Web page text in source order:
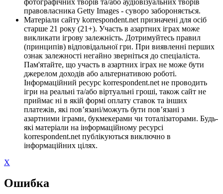
правовласника Getty Images - суворо забороняється.
Матеріали сайту korrespondent.net призначені для осіб
старше 21 року (21+). Участь в азартних іграх може
викликати ігрову залежність. Дотримуйтесь правил
(принципів) відповідальної гри. При виявленні перших
ознак залежності негайно зверніться до спеціаліста.
Пам'ятайте, що участь в азартних іграх не може бути
джерелом доходів або альтернативою роботі.
Інформаційний ресурс korrespondent.net не проводить
ігри на реальні та/або віртуальні гроші, також сайт не
приймає ні в якій формі оплату ставок та інших
платежів, які пов’язані/можуть бути пов’язані з
азартними іграми, букмекерами чи тоталізаторами. Будь-
які матеріали на інформаційному ресурсі
korrespondent.net публікуються виключно в
інформаційних цілях.
X
Ошибка